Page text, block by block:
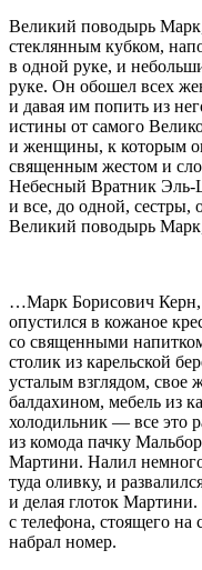
Великий поводырь
стеклянным кубком,
в одной руке, и
руке. Он обошел всех
и давая им попить из
истины от самого
и женщины, к которым
священным жестом и
Небесный Вратник Эль-
и все, до одной, сестры,
Великий поводырь
…Марк Борисович Керн,
опустился в кожаное
со священными
столик из карельской
усталым взглядом, свое
балдахином, мебель из
холодильник — все это
из комода пачку
Мартини. Налил
туда оливку, и
и делая глоток
с телефона, стоящего на
набрал номер.